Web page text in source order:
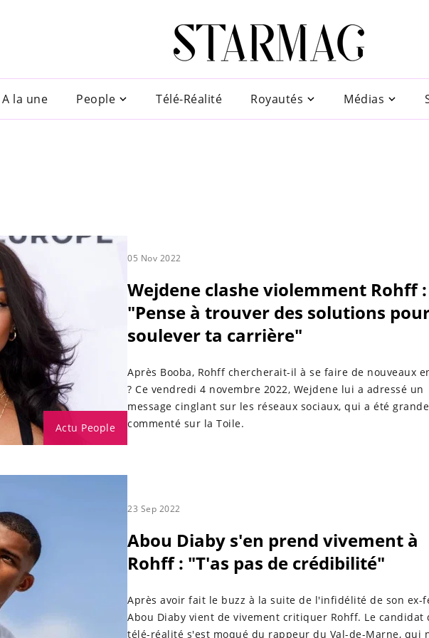
A la une People Télé-Réalité Royautés Médias
Actu People
05 Nov 2022
Wejdene clashe violemment Rohff :
"Pense à trouver des solutions
soulever ta carrière"
Après Booba, Rohff chercherait-il à se faire de nouveaux
? Ce vendredi 4 novembre 2022, Wejdene lui a adressé un
message cinglant sur les réseaux sociaux, qui a été
commenté sur la Toile.
23 Sep 2022
Abou Diaby s'en prend vivement à
Rohff : "T'as pas de crédibilité"
Après avoir fait le buzz à la suite de l'infidélité de son ex-
Abou Diaby vient de vivement critiquer Rohff. Le candidat
télé-réalité s'est moqué du rappeur du Val-de-Marne, qui